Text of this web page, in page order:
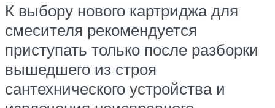
К выбору нового картриджа для
смесителя рекомендуется
приступать только после разборки
вышедшего из строя
сантехнического устройства и